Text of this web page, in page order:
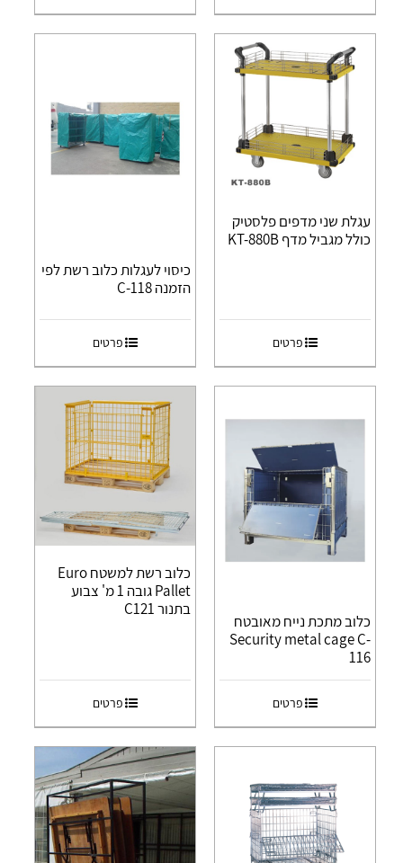
עגלת שני מדפים פלסטיק
כולל מגביל מדף KT-880B
פרטים
כיסוי לעגלות כלוב רשת לפי
הזמנה C-118
פרטים
כלוב מתכת נייח מאובטח
Security metal cage C-
116
פרטים
כלוב רשת למשטח Euro
Pallet גובה 1 מ' צבוע
בתנור C121
פרטים